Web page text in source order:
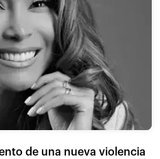
de una nueva violencia